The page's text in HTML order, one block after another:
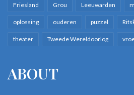
Friesland Grou Leeuwarden
oplossing ouderen puzzel
theater Tweede Wereldoorlog
ABOUT